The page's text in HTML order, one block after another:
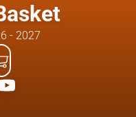
- 2027